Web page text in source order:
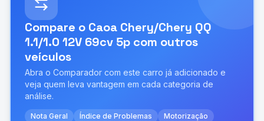
Compare o Caoa Chery/Chery QQ
1.1/1.0 12V 69cv 5p com outros
veículos
Abra o Comparador com este carro já adicionado e
veja quem leva vantagem em cada categoria de
análise.
Nota Geral Índice de Problemas
Motorização